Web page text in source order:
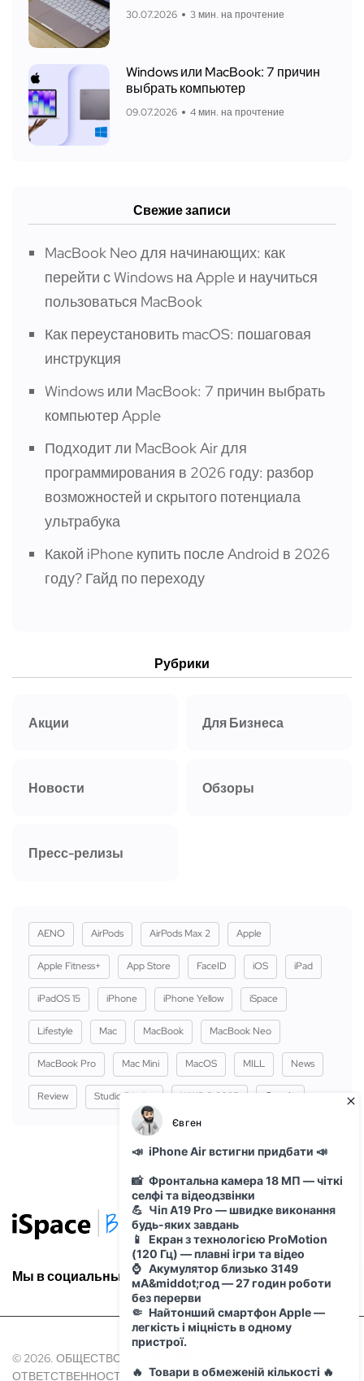
30.07.2026 3 мин. на прочтение
Windows или MacBook: 7 причин
выбрать компьютер
09.07.2026 4 мин. на прочтение
Свежие записи
MacBook Neo для начинающих: как
перейти с Windows на Apple и научиться
пользоваться MacBook
Как переустановить macOS: пошаговая
инструкция
Windows или MacBook: 7 причин выбрать
компьютер Apple
Подходит ли MacBook Air для
программирования в 2026 году: разбор
возможностей и скрытого потенциала
ультрабука
Какой iPhone купить после Android в 2026
году? Гайд по переходу
Рубрики
Акции Для Бизнеса
Новости Обзоры
Пресс-релизы
AENO AirPods AirPods Max 2 Apple
Apple Fitness+ App Store FaceID iOS iPad
iPadOS 15 iPhone iPhone Yellow iSpace
Lifestyle Mac MacBook MacBook Neo
MacBook Pro Mac Mini MacOS MILL News
Review Studio Display WWDC 2025 Сервіс
Мы в социальных сетях:
© 2026. ОБЩЕСТВО С ОГРАНИЧЕННОЙ
ОТВЕТСТВЕННОСТЬЮ "АЙ ОН" Идентификационный код Юр.